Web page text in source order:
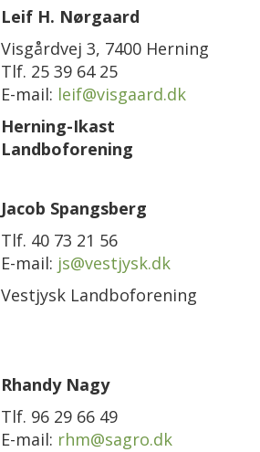
Leif H. Nørgaard
Visgårdvej 3, 7400 Herning
Tlf. 25 39 64 25
E-mail: leif@visgaard.dk
Herning-Ikast
Landboforening
Jacob Spangsberg
Tlf. 40 73 21 56
E-mail: js@vestjysk.dk
Vestjysk Landboforening
Rhandy Nagy
Tlf. 96 29 66 49
E-mail: rhm@sagro.dk